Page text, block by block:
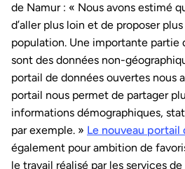
de Namur : « Nous avons estimé
d’aller plus loin et de proposer
population. Une importante partie
sont des données non-
portail de données ouvertes nous
portail nous permet de partager
informations démographiques,
par exemple. » Le nouveau portail
également pour ambition de
le travail réalisé par les services